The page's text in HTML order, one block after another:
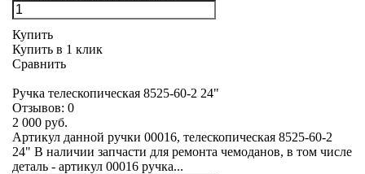
Купить
Купить в 1 клик
Сравнить
Ручка телескопическая 8525-60-2 24"
Отзывов: 0
2 000 руб.
Артикул данной ручки 00016, телескопическая 8525-60-2
24" В наличии запчасти для ремонта чемоданов, в том числе
деталь - артикул 00016 ручка...